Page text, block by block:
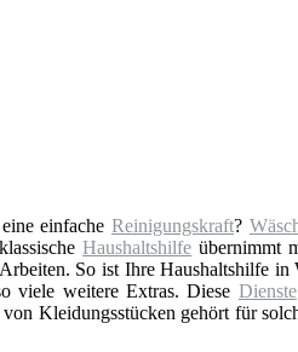
einfacheReinigungskraft?
Haushaltshilfe übernimmt
So ist Ihre Haushaltshilfe in
viele weitere Extras. Diese Dienste
Kleidungsstücken gehört für